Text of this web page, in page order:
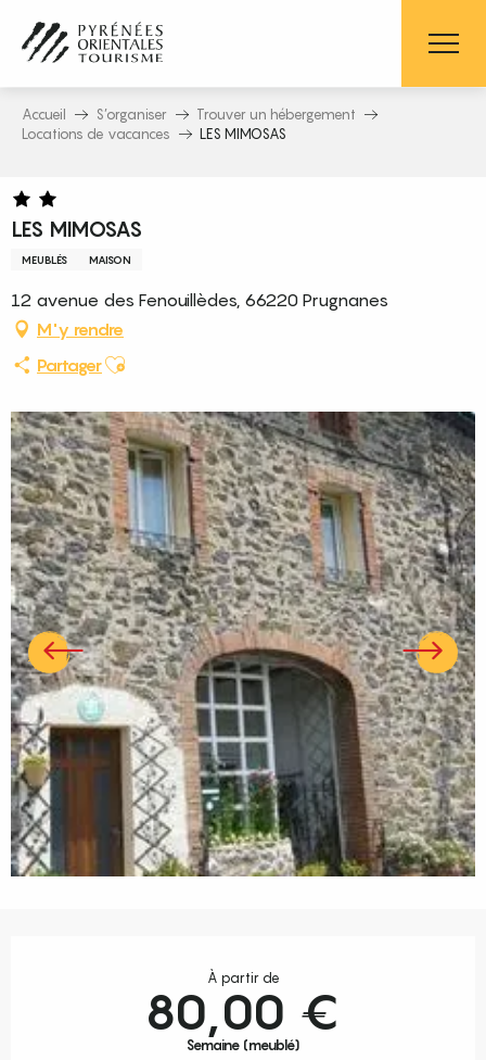
contenu
principal
Accueil S’organiser
Trouver un hébergement
Locations de vacances
LES MIMOSAS
LES MIMOSAS
MEUBLÉS MAISON
12 avenue des Fenouillèdes, 66220 Prugnanes
M'y rendre
PartagerAjouter aux favoris
À partir de
80,00 €
Semaine (meublé)